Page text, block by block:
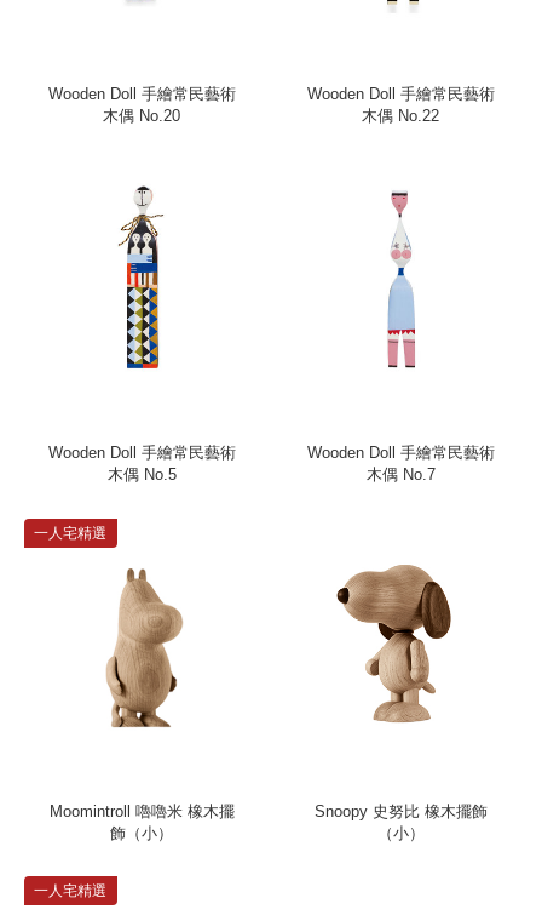
Wooden Doll 手繪常民藝術
木偶 No.20
Wooden Doll 手繪常民藝術
木偶 No.22
Wooden Doll 手繪常民藝術
木偶 No.5
Wooden Doll 手繪常民藝術
木偶 No.7
一人宅精選
Moomintroll 嚕嚕米 橡木擺
飾（小）
Snoopy 史努比 橡木擺飾
（小）
一人宅精選